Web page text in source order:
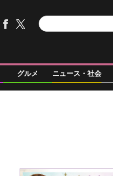
グルメ ニュース・社会